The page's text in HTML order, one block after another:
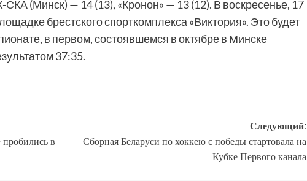
(Минск) — 14 (13), «Кронон» — 13 (12). В воскресенье, 17
брестского спорткомплекса «Виктория». Это будет
в первом, состоявшемся в октябре в Минске
37:35.
в
Следующий:
Сборная Беларуси по хоккею с победы стартовала на
Кубке Первого канала